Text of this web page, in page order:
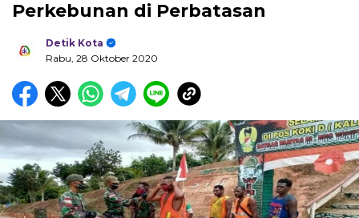
Perkebunan di Perbatasan
Detik Kota
Rabu, 28 Oktober 2020